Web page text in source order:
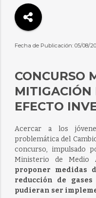
Fecha de Publicación: 05/08/
CONCURSO
MITIGACIÓN
EFECTO
Acercar a los
problemática del
concurso, impulsado
Ministerio de Medio
proponer medidas
reducción de
pudieran ser